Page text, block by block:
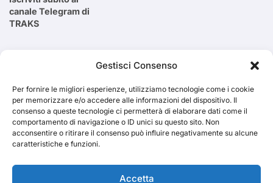
Gestisci Consenso
Per fornire le migliori esperienze, utilizziamo tecnologie come i cookie
per memorizzare e/o accedere alle informazioni del dispositivo. Il
consenso a queste tecnologie ci permetterà di elaborare dati come il
comportamento di navigazione o ID unici su questo sito. Non
acconsentire o ritirare il consenso può influire negativamente su alcune
caratteristiche e funzioni.
Accetta
canale Telegram di
TRAKS
Cerca